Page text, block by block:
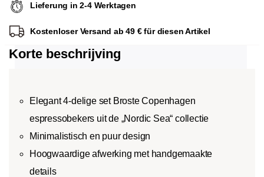
Lieferung in 2-4 Werktagen
Kostenloser Versand ab 49 € für diesen Artikel
Korte beschrijving
Elegant 4-delige set Broste Copenhagen
espressobekers uit de „Nordic Sea“ collectie
Minimalistisch en puur design
Hoogwaardige afwerking met handgemaakte
details